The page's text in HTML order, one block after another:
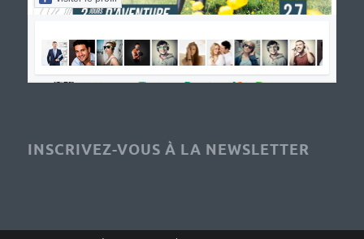
INSCRIVEZ-VOUS À LA NEWSLETTER